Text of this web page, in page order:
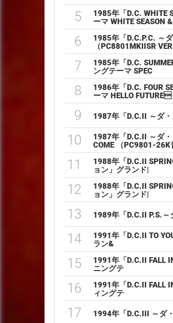
5
1985年「D.C. WHITE
ーマ WHITE SEASON
6
1985年「D.C.P.C. ～
（PC8801MKIISR VER.
7
1985年「D.C.
ングテーマ SPEC
8
1986年「D.C. FOUR
ーマ HELLO FUTURE
9 1987年「D.C.II ～ダ
10
1987年「D.C.II ～ダ
COME （PC9801-26K
11
1988年「D.C.II
ョン」グランド|
12
1988年「D.C.II
ョン」グランド|
13 1989年「D.C.II P.S.
14
1991年「D.C.II TO
ラン&
15
1991年「D.C.II FALL
ニングテ
16
1991年「D.C.II FALL
ィングテ
17 1994年「D.C.III ～ダ